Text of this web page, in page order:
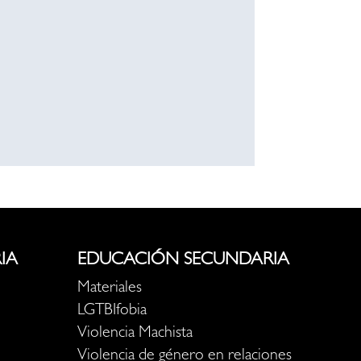
EDUCACIÓN SECUNDARIA
Materiales
LGTBIfobia
Violencia Machista
Violencia de género en relaciones